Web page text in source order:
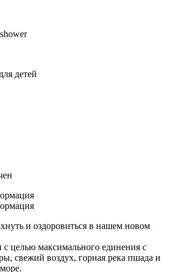
детей
и оздоровиться в нашем новом
целью максимального единения с
свежий воздух, горная река пшада и